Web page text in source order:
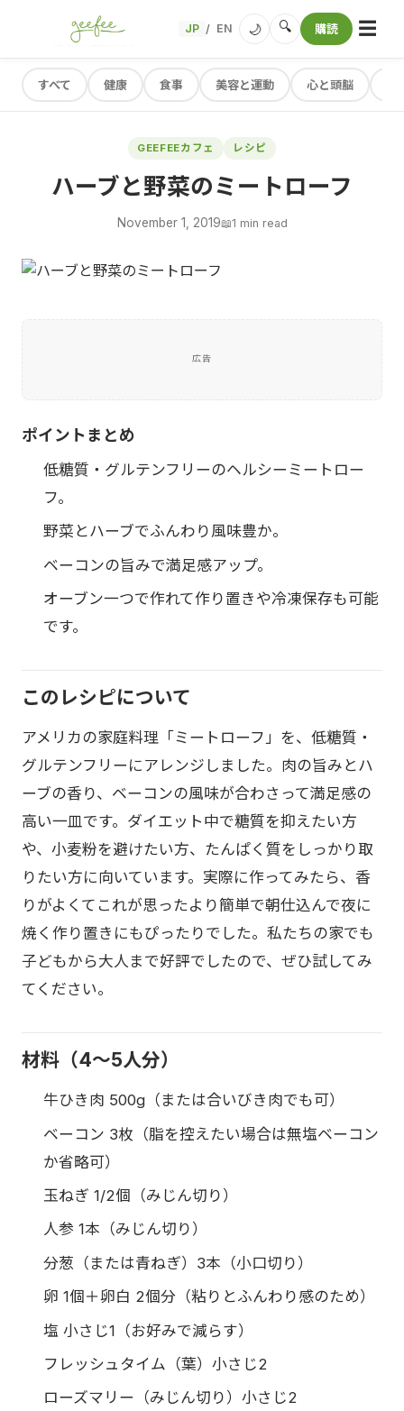
JP / EN 🌙 🔍 購読 ☰
すべて 健康 食事 美容と運動 心と頭脳
GEEFEEカフェ レシピ
ハーブと野菜のミートローフ
November 1, 2019📖1 min read
広告
ポイントまとめ
低糖質・グルテンフリーのヘルシーミートロー
フ。
野菜とハーブでふんわり風味豊か。
ベーコンの旨みで満足感アップ。
オーブン一つで作れて作り置きや冷凍保存も可能
です。
このレシピについて
アメリカの家庭料理「ミートローフ」を、低糖質・
グルテンフリーにアレンジしました。肉の旨みとハ
ーブの香り、ベーコンの風味が合わさって満足感の
高い一皿です。ダイエット中で糖質を抑えたい方
や、小麦粉を避けたい方、たんぱく質をしっかり取
りたい方に向いています。実際に作ってみたら、香
りがよくてこれが思ったより簡単で朝仕込んで夜に
焼く作り置きにもぴったりでした。私たちの家でも
子どもから大人まで好評でしたので、ぜひ試してみ
てください。
材料（4〜5人分）
牛ひき肉 500g（または合いびき肉でも可）
ベーコン 3枚（脂を控えたい場合は無塩ベーコン
か省略可）
玉ねぎ 1/2個（みじん切り）
人参 1本（みじん切り）
分葱（または青ねぎ）3本（小口切り）
卵 1個＋卵白 2個分（粘りとふんわり感のため）
塩 小さじ1（お好みで減らす）
フレッシュタイム（葉）小さじ2
ローズマリー（みじん切り）小さじ2